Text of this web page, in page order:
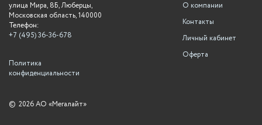
О компании
Контакты
Личный кабинет
Оферта
улица Мира, 8Б, Люберцы,
Московская область, 140000
Телефон:
+7 (495) 36-36-678
Политика
конфиденциальности
© 2026 АО «Мегалайт»